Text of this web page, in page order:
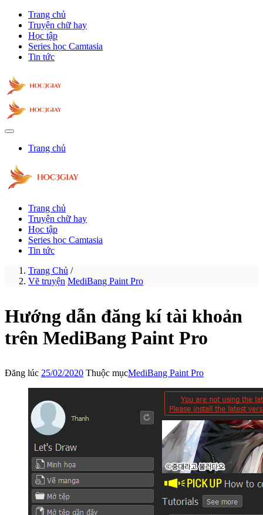
Trang chủ
Truyện chữ hay
Học tập
Series học Camtasia
Tin tức
Trang chủ
Trang chủ
Truyện chữ hay
Học tập
Series học Camtasia
Tin tức
Trang Chủ /
Vẽ truyện MediBang Paint Pro
Hướng dẫn đăng kí tài khoản
trên MediBang Paint Pro
Đăng lúc 25/02/2020 Thuộc mụcMediBang Paint Pro